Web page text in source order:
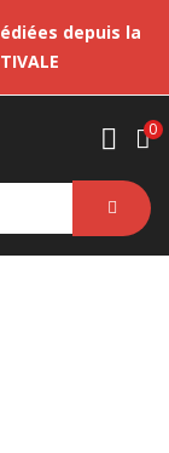
depuis la
0